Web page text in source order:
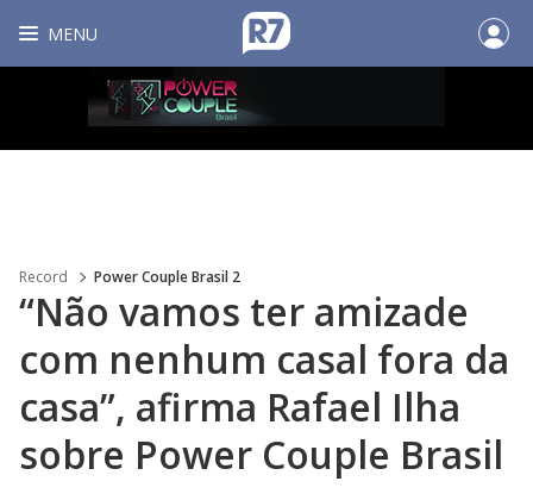
MENU
Record Power Couple Brasil 2
“Não vamos ter amizade
com nenhum casal fora da
casa”, afirma Rafael Ilha
sobre Power Couple Brasil